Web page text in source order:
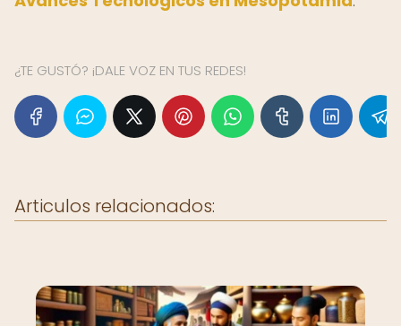
¿TE GUSTÓ? ¡DALE VOZ EN TUS REDES!
Articulos relacionados: